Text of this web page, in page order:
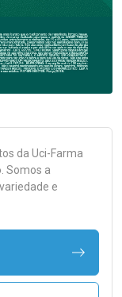
da Uci-Farma
Somos a
e